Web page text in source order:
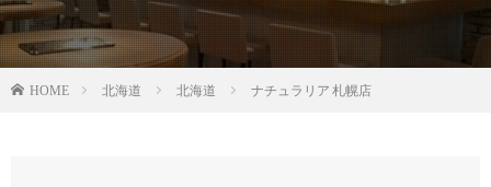
HOME 北海道 北海道 ナチュラリア 札幌店